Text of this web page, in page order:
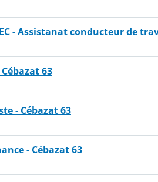
- Assistanat conducteur de
63
- Cébazat 63
- Cébazat 63